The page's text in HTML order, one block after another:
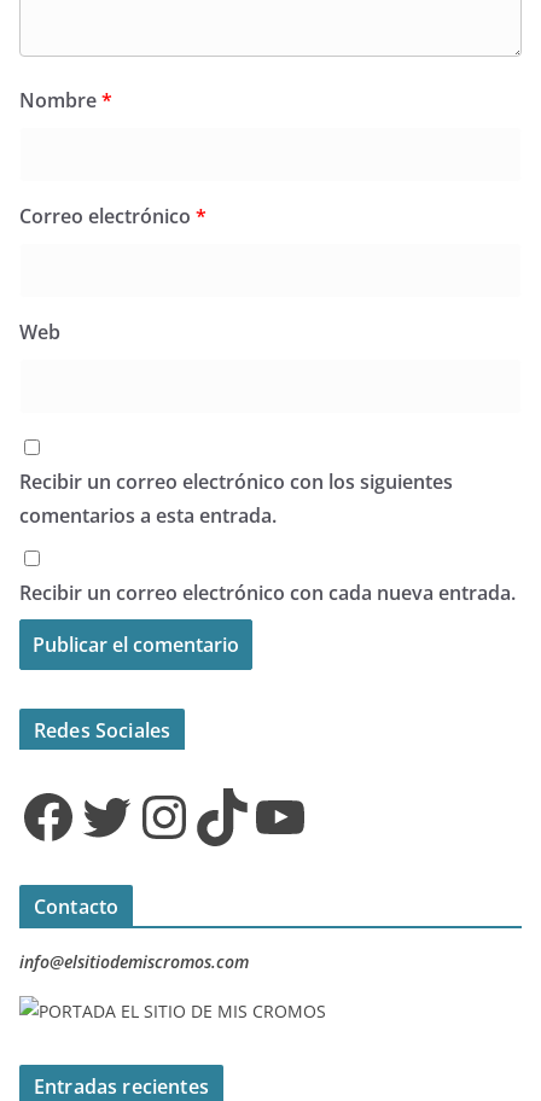
Nombre*
Correo electrónico *
Web
Recibir un correo electrónico con los siguientes
comentarios a esta entrada.
Recibir un correo electrónico con cada nueva entrada.
Redes Sociales
Facebook Twitter InstagramTikTok YouTube
Contacto
info@elsitiodemiscromos.com
Entradas recientes